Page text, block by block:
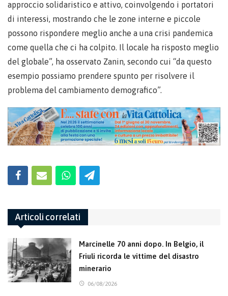
approccio solidaristico e attivo, coinvolgendo i portatori
di interessi, mostrando che le zone interne e piccole
possono rispondere meglio anche a una crisi pandemica
come quella che ci ha colpito. Il locale ha risposto meglio
del globale”, ha osservato Zanin, secondo cui “da questo
esempio possiamo prendere spunto per risolvere il
problema del cambiamento demografico”.
Articoli correlati
Marcinelle 70 anni dopo. In Belgio, il
Friuli ricorda le vittime del disastro
minerario
06/08/2026